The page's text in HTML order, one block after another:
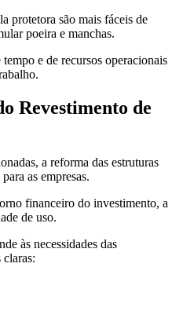
protetora são mais fáceis de
poeira e manchas.
e de recursos operacionais
Revestimento de
a reforma das estruturas
as empresas.
financeiro do investimento, a
de uso.
às necessidades das
claras: